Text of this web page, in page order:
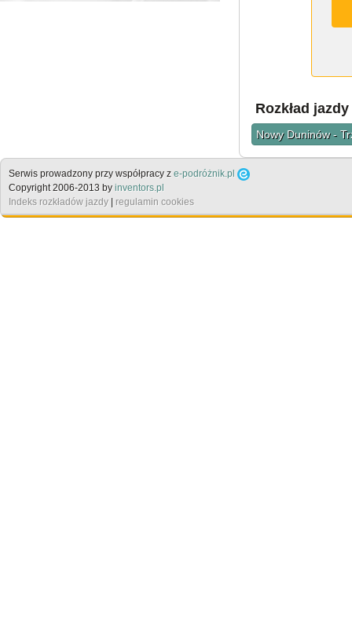
Rozkład
Nowy Duninów -
Serwis prowadzony przy współpracy z e-podróżnik.pl
Copyright 2006-2013 by inventors.pl
Indeks rozkładów jazdy | regulamin cookies